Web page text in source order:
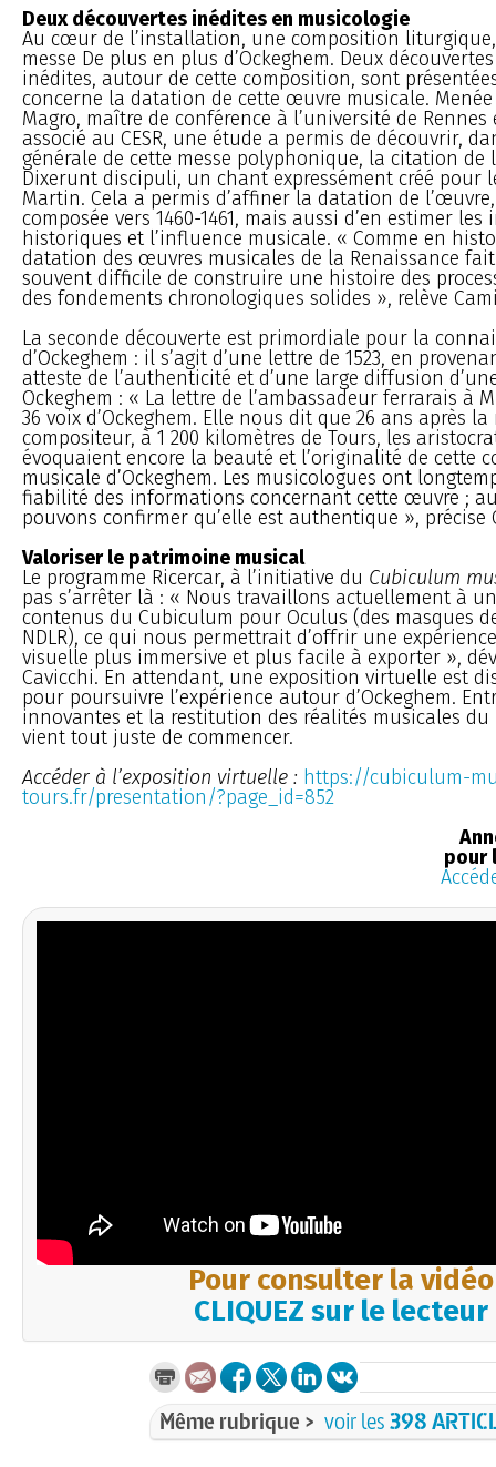
Deux découvertes inédites en musicologie
Au cœur de l’installation, une composition
messe De plus en plus d’Ockeghem. Deux
inédites, autour de cette composition, sont
concerne la datation de cette œuvre musicale.
Magro, maître de conférence à l’université de
associé au CESR, une étude a permis de découvrir,
générale de cette messe polyphonique, la citation de
Dixerunt discipuli, un chant expressément créé pour
Martin. Cela a permis d’affiner la datation de
composée vers 1460-1461, mais aussi d’en estimer
historiques et l’influence musicale. « Comme en
datation des œuvres musicales de la Renaissance
souvent difficile de construire une histoire des
des fondements chronologiques solides », relève
La seconde découverte est primordiale pour la
d’Ockeghem : il s’agit d’une lettre de 1523, en
atteste de l’authenticité et d’une large diffusion
Ockeghem : « La lettre de l’ambassadeur ferrarais à
36 voix d’Ockeghem. Elle nous dit que 26 ans après
compositeur, à 1 200 kilomètres de Tours, les
évoquaient encore la beauté et l’originalité de cette
musicale d’Ockeghem. Les musicologues ont
fiabilité des informations concernant cette œuvre ;
pouvons confirmer qu’elle est authentique », précise
Valoriser le patrimoine musical
Le programme Ricercar, à l’initiative du Cubiculum
pas s’arrêter là : « Nous travaillons actuellement à
contenus du Cubiculum pour Oculus (des masques
NDLR), ce qui nous permettrait d’offrir une
visuelle plus immersive et plus facile à exporter »,
Cavicchi. En attendant, une exposition virtuelle est
pour poursuivre l’expérience autour d’Ockeghem.
innovantes et la restitution des réalités musicales du
vient tout juste de commencer.
Accéder à l’exposition virtuelle : https://cubiculum-
tours.fr/presentation/?page_id=852
pour
Pour consulter la vidéo
CLIQUEZ sur le lecteur
Même rubrique > voir les398